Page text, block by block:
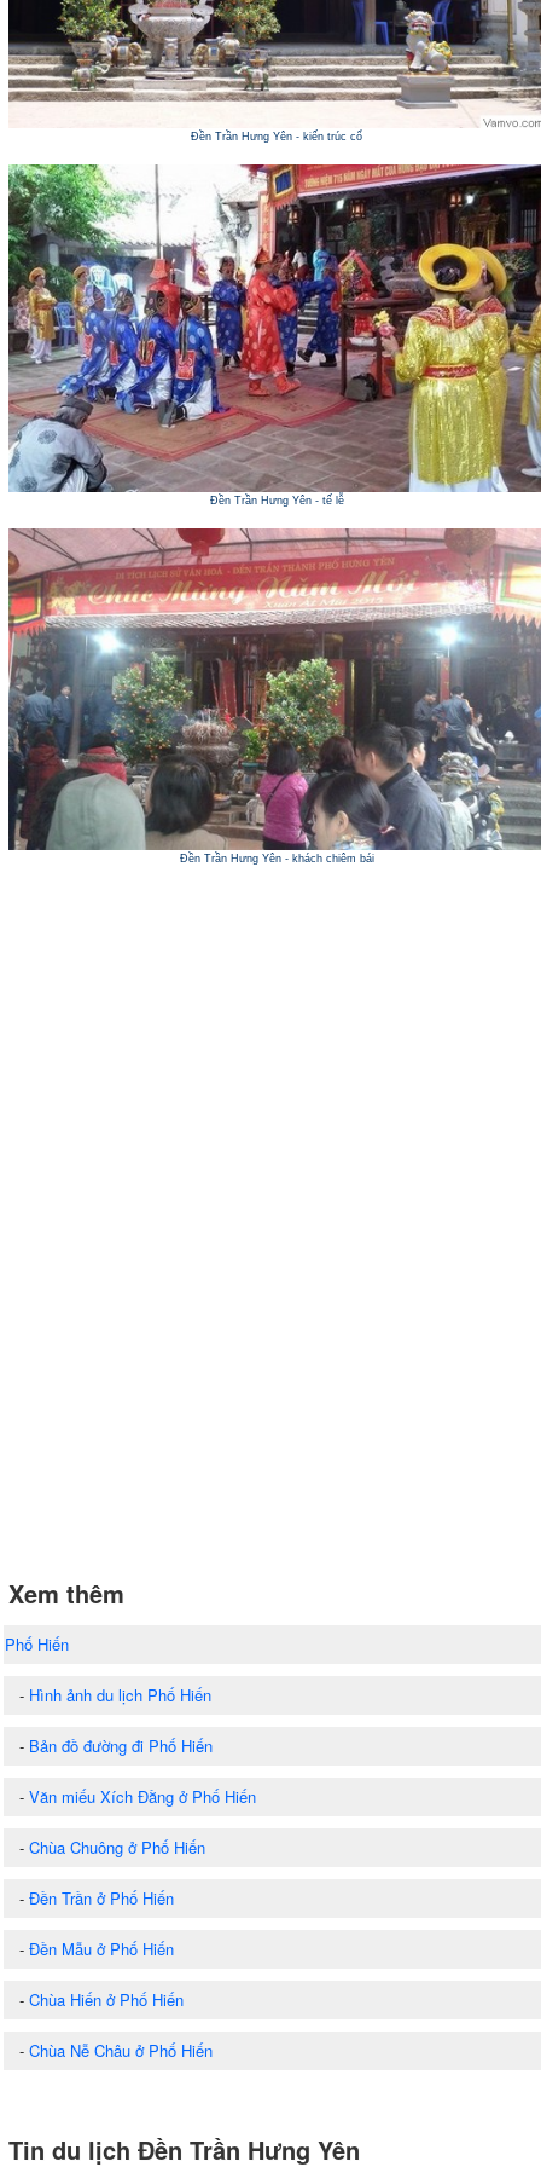
Đền Trần Hưng Yên - kiến trúc cổ
Đền Trần Hưng Yên - tế lễ
Đền Trần Hưng Yên - khách chiêm bái
Xem thêm
Phố Hiến
- Hình ảnh du lịch Phố Hiến
- Bản đồ đường đi Phố Hiến
- Văn miếu Xích Đằng ở Phố Hiến
- Chùa Chuông ở Phố Hiến
- Đền Trần ở Phố Hiến
- Đền Mẫu ở Phố Hiến
- Chùa Hiến ở Phố Hiến
- Chùa Nễ Châu ở Phố Hiến
Tin du lịch Đền Trần Hưng Yên